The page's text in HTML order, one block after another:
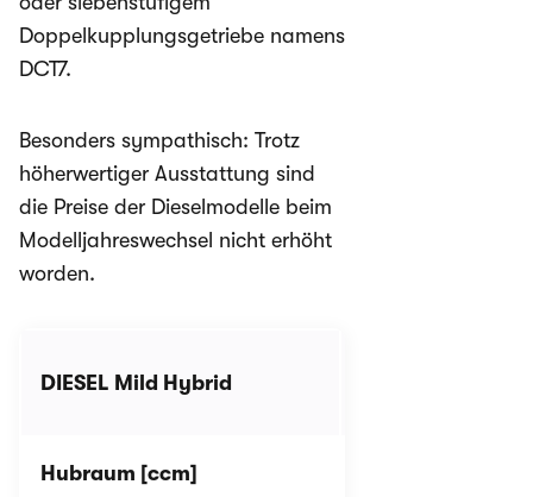
Doppelkupplungsgetriebe namens
DCT7.
Besonders sympathisch: Trotz
höherwertiger Ausstattung sind
die Preise der Dieselmodelle beim
Modelljahreswechsel nicht erhöht
worden.
DIESEL Mild Hybrid
Hubraum [ccm]